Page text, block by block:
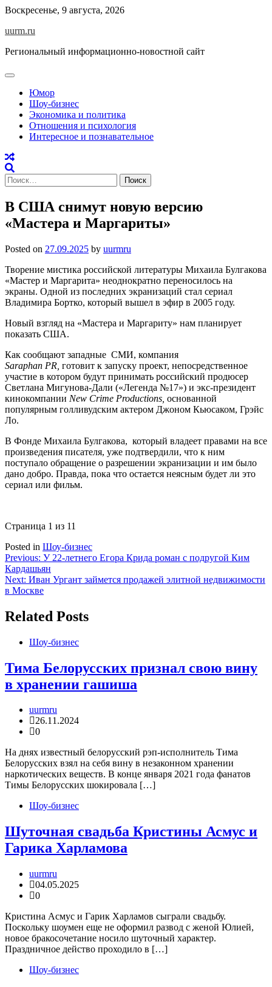
Skip
content
Воскресенье, 9 августа, 2026
uurm.ru
Региональный информационно-новостной сайт
Юмор
Шоу-бизнес
Экономика и политика
Отношения и психология
Интересное и познавательное
Найти:
В США снимут новую версию
«Мастера и Маргариты»
Posted on 27.09.2025 by uurmru
Творение мистика российской литературы Михаила Булгакова
«Мастер и Маргарита» неоднократно переносилось на
экраны. Одной из последних экранизаций стал сериал
Владимира Бортко, который вышел в эфир в 2005 году.
Новый взгляд на «Мастера и Маргариту» нам планирует
показать США.
Как сообщают западные СМИ, компания
Saraphan PR, готовит к запуску проект, непосредственное
участие в котором будут принимать российский продюсер
Светлана Мигунова-Дали («Легенда №17») и экс-президент
кинокомпании New Crime Productions, основанной
популярным голливудским актером Джоном Кьюсаком, Грэйс
Ло.
В Фонде Михаила Булгакова, который владеет правами на все
произведения писателя, уже подтвердили, что к ним
поступало обращение о разрешении экранизации и им было
дано добро. Правда, пока что остается неясным будет ли это
сериал или фильм.
Страница 1 из 11
Posted in Шоу-бизнес
Навигация
по
записям
Previous: У 22-летнего Егора Крида роман с подругой Ким
Кардашьян
Next: Иван Ургант займется продажей элитной недвижимости
в Москве
Related Posts
Шоу-бизнес
Тима Белорусских признал свою вину
в хранении гашиша
uurmru
26.11.2024
0
На днях известный белорусский рэп-исполнитель Тима
Белорусских взял на себя вину в незаконном хранении
наркотических веществ. В конце января 2021 года фанатов
Тимы Белорусских шокировала […]
Шоу-бизнес
Шуточная свадьба Кристины Асмус и
Гарика Харламова
uurmru
04.05.2025
0
Кристина Асмус и Гарик Харламов сыграли свадьбу.
Поскольку шоумен еще не оформил развод с женой Юлией,
новое бракосочетание носило шуточный характер.
Праздничное действо проходило в […]
Шоу-бизнес